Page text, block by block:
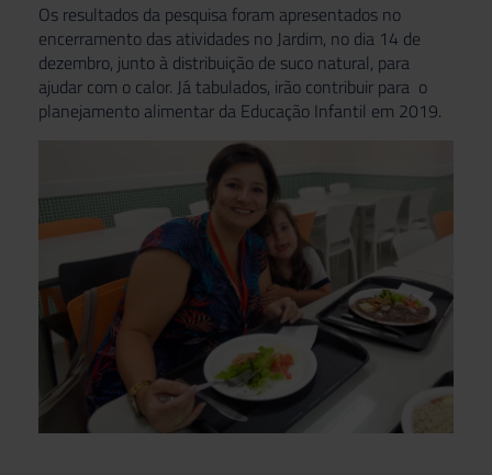
Os resultados da pesquisa foram apresentados no
encerramento das atividades no Jardim, no dia 14 de
dezembro, junto à distribuição de suco natural, para
ajudar com o calor. Já tabulados, irão contribuir para o
planejamento alimentar da Educação Infantil em 2019.